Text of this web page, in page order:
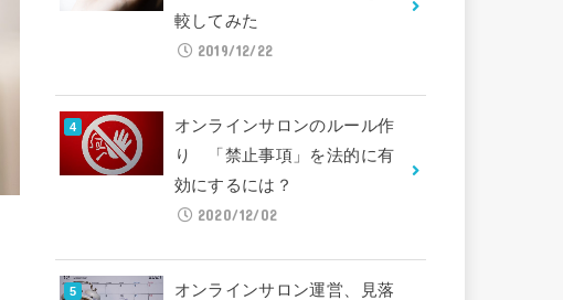
較してみた
2019/12/22
オンラインサロンのルール作
り 「禁止事項」を法的に有
効にするには？
2020/12/02
オンラインサロン運営、見落